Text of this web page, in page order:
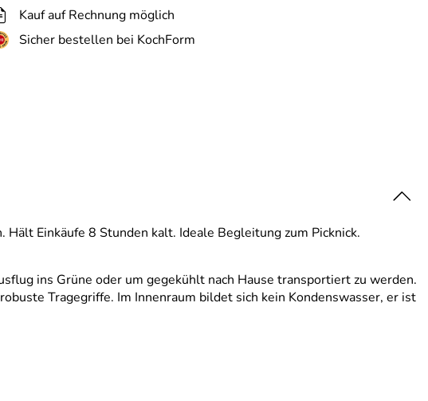
Kauf auf Rechnung möglich
Sicher bestellen bei KochForm
Einkäufe 8 Stunden kalt. Ideale Begleitung zum Picknick.
ins Grüne oder um gegekühlt nach Hause transportiert zu werden.
Tragegriffe. Im Innenraum bildet sich kein Kondenswasser, er ist